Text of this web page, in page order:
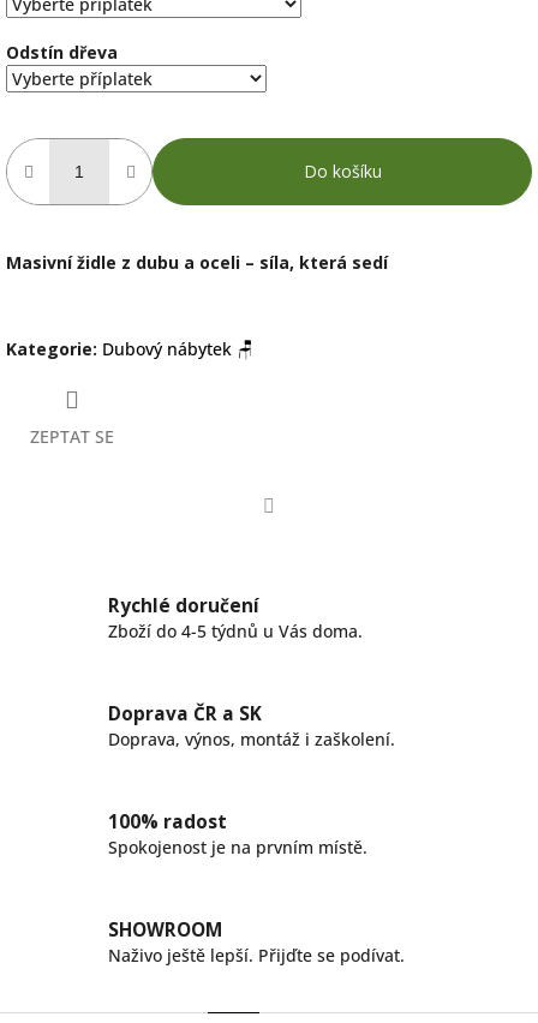
Odstín dřeva
Do košíku
Masivní židle z dubu a oceli – síla, která sedí
Kategorie: Dubový nábytek 🪑
ZEPTAT SE
Rychlé doručení
Zboží do 4-5 týdnů u Vás doma.
Doprava ČR a SK
Doprava, výnos, montáž i zaškolení.
100% radost
Spokojenost je na prvním místě.
SHOWROOM
Naživo ještě lepší. Přijďte se podívat.